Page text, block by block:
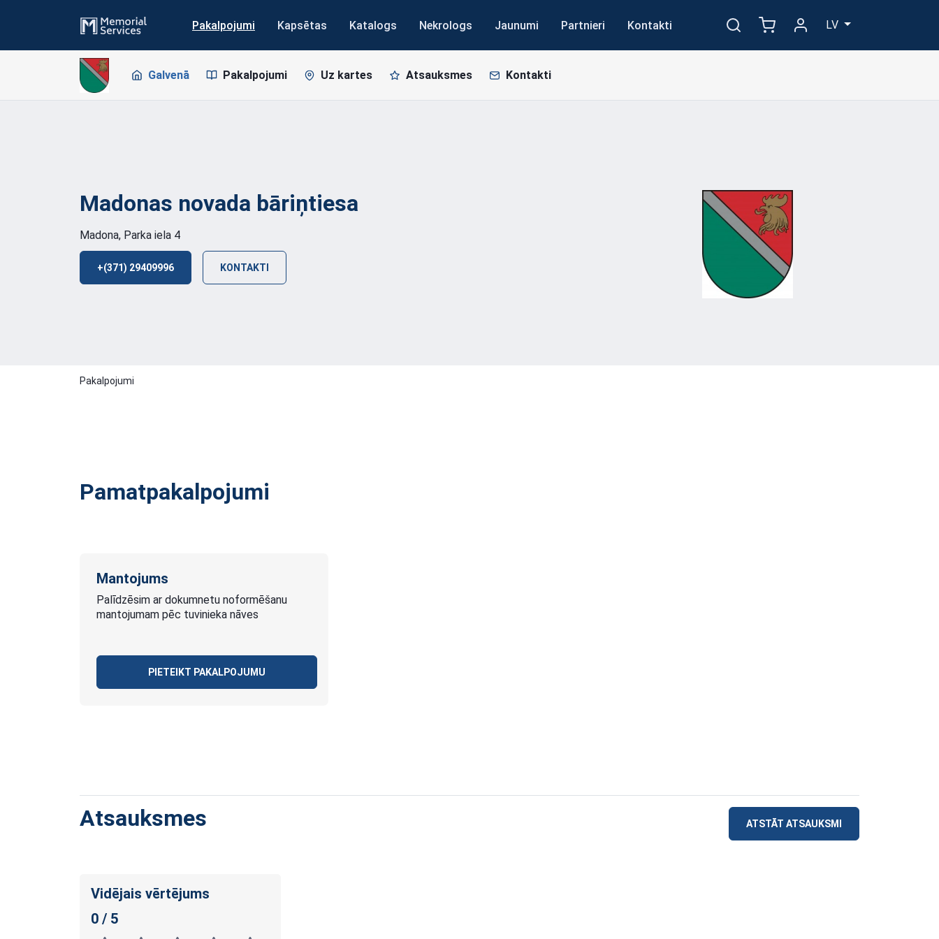
Pakalpojumi Kapsētas Katalogs Nekrologs Jaunumi Partnieri Kontakti LV
Galvenā Pakalpojumi Uz kartes Atsauksmes Kontakti
Madonas novada bāriņtiesa
Madona, Parka iela 4
+(371) 29409996 KONTAKTI
Pakalpojumi
Pamatpakalpojumi
Mantojums
Palīdzēsim ar dokumnetu noformēšanu
mantojumam pēc tuvinieka nāves
PIETEIKT PAKALPOJUMU
Atsauksmes ATSTĀT ATSAUKSMI
Vidējais vērtējums
0 / 5